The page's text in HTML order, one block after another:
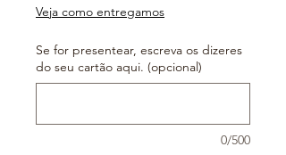
Veja como entregamos
Se for presentear, escreva os dizeres
do seu cartão aqui. (opcional)
0/500